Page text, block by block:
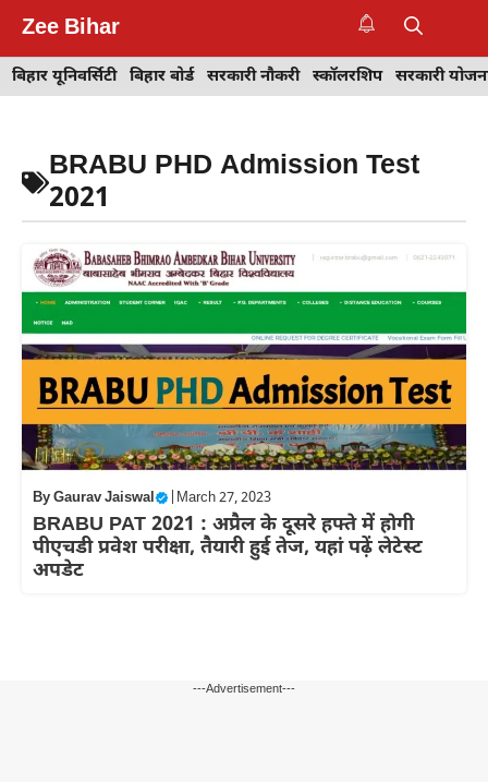
content
Zee Bihar
बिहार यूनिवर्सिटी बिहार बोर्ड सरकारी नौकरी स्कॉलरशिप सरकारी
BRABU PHD Admission Test
2021
ByGaurav Jaiswal March 27, 2023
BRABU PAT 2021 : अप्रैल के दूसरे हफ्ते में होगी
पीएचडी प्रवेश परीक्षा, तैयारी हुई तेज, यहां पढ़ें लेटेस्ट
अपडेट
---Advertisement---